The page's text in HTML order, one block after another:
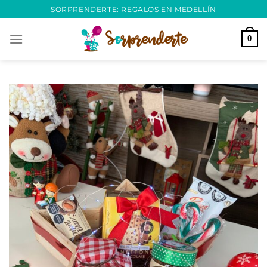
al
contenido
SORPRENDERTE: REGALOS EN MEDELLÍN
0